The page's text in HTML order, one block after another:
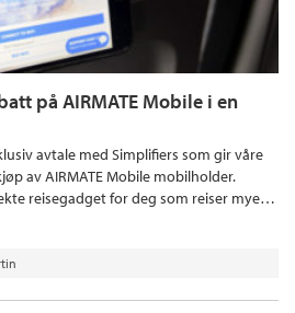
på AIRMATE Mobile i en
avtale med Simplifiers som gir våre
av AIRMATE Mobile mobilholder.
reisegadget for deg som reiser mye…